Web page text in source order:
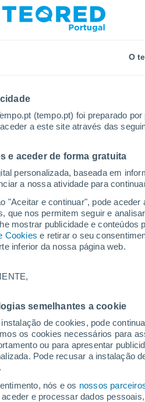
(tempo.pt) foi preparado
a este site através das
e aceder de forma gratuita
personalizada, baseada em
a nossa atividade para
"Aceitar e continuar", pode
que nos permitem seguir e
mostrar publicidade e
Cookies e retirar o seu
inferior da nossa página web.
semelhantes a cookie
de cookies, pode
os cookies necessários para
ou para apresentar
Pode recusar a instalação
nós e os nossos
e processar dados
O
Vídeos Ventos extremos,